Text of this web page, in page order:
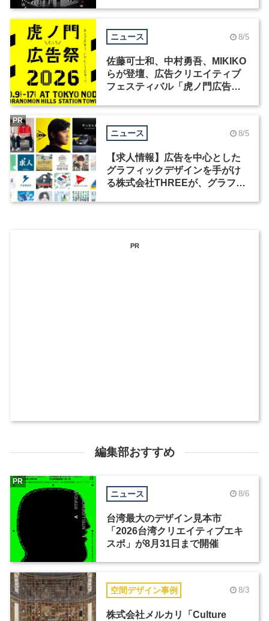
ニュース 8/5
佐藤可士和、中村勇吾、MIKIKO
らが登壇、広告クリエイティブ
フェスティバル「虎ノ門広告
ニュース 8/5
【求人情報】広告を中心とした
グラフィックデザインを手がけ
る株式会社THREEが、グラフィ
PR
PR
編集部おすすめ
ニュース 8/6
台湾最大のデザイン見本市
「2026台湾クリエイティブエキ
スポ」が8月31日まで開催
PR
空間デザイン事例 8/3
株式会社メルカリ「Culture